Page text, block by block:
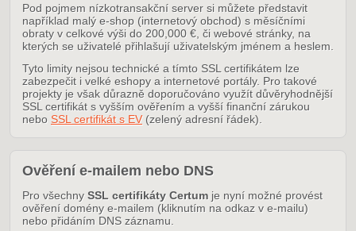
Pod pojmem nízkotransakční server si můžete představit
například malý e-shop (internetový obchod) s měsíčními
obraty v celkové výši do 200,000 €, či webové stránky, na
kterých se uživatelé přihlašují uživatelským jménem a heslem.
Tyto limity nejsou technické a tímto SSL certifikátem lze
zabezpečit i velké eshopy a internetové portály. Pro takové
projekty je však důrazně doporučováno využít důvěryhodnější
SSL certifikát s vyšším ověřením a vyšší finanční zárukou
nebo SSL certifikát s EV(zelený adresní řádek).
Ověření e-mailem nebo DNS
Pro všechny SSL certifikáty Certum je nyní možné provést
ověření domény e-mailem (kliknutím na odkaz v e-mailu)
nebo přidáním DNS záznamu.